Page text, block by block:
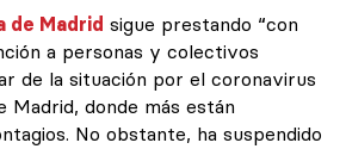
de Madrid sigue prestando “con
a personas y colectivos
de la situación por el coronavirus
Madrid, donde más están
No obstante, ha suspendido